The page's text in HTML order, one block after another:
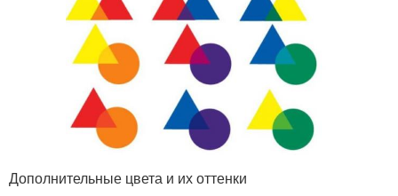
Дополнительные цвета и их оттенки